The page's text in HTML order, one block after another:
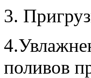
3.
поливов